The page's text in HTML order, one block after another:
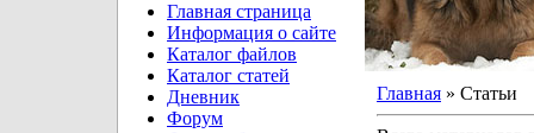
Главная страница
Информация о сайте
Каталог файлов
Каталог статей
Дневник
Форум
Главная » Статьи